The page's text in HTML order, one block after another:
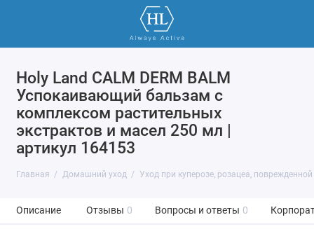
Holy Land CALM DERM BALM
Успокаивающий бальзам с
комплексом растительных
экстрактов и масел 250 мл |
артикул 164153
Главная Домашний уход Уход при куперозе, розацеа,
Описание Отзывы 0 Вопросы и ответы 0